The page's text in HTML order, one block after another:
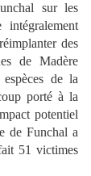
sur les
des
de Madère
de la
porté à la
potentiel
de Funchal a
51 victimes